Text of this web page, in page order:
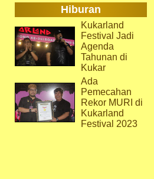
Hiburan
Kukarland
Festival Jadi
Agenda
Tahunan di
Kukar
Ada
Pemecahan
Rekor MURI di
Kukarland
Festival 2023